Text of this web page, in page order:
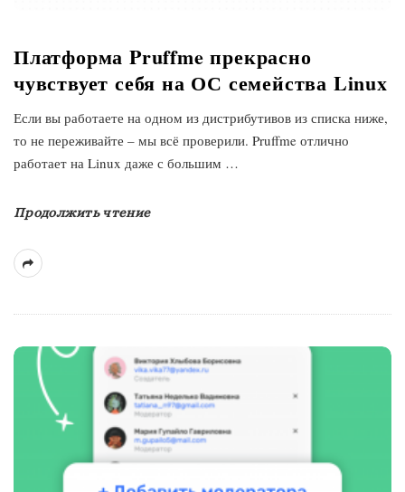
Платформа Pruffme прекрасно
чувствует себя на ОС семейства Linux
Если вы работаете на одном из дистрибутивов из списка ниже,
то не переживайте – мы всё проверили. Pruffme отлично
работает на Linux даже с большим …
Продолжить чтение